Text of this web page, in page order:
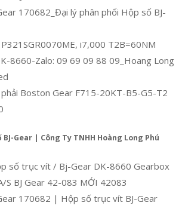
170682_Đại lý phân phối Hộp số BJ-
i7,000 T2B=60NM
8660-Zalo: 09 69 09 88 09_Hoang Long
Boston Gear F715-20KT-B5-G5-T2
Gear | Công Ty TNHH Hoàng Long Phú
số trục vít / Bj-Gear DK-8660 Gearbox
S BJ Gear 42-083 MỚI 42083
170682 | Hộp số trục vít BJ-Gear